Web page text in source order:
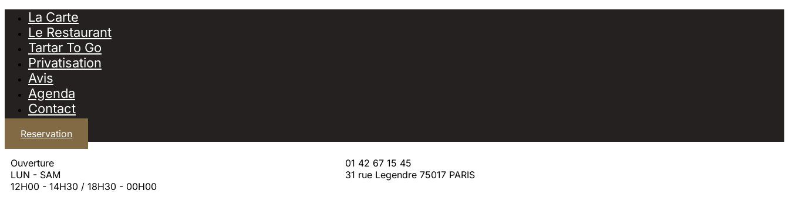
La Carte
Le Restaurant
Tartar To Go
Privatisation
Avis
Agenda
Contact
Reservation
Ouverture
LUN - SAM
12H00 - 14H30 / 18H30 - 00H00
01 42 67 15 45
31 rue Legendre 75017 PARIS